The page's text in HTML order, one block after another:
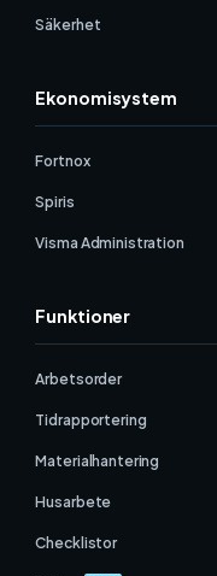
Säkerhet
Ekonomisystem
Fortnox
Spiris
Visma Administration
Funktioner
Arbetsorder
Tidrapportering
Materialhantering
Husarbete
Checklistor